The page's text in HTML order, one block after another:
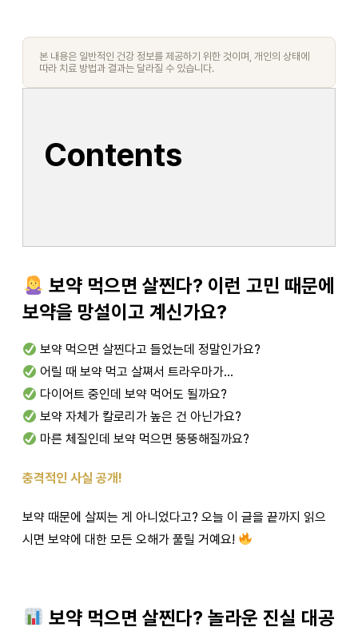
보약 먹으면 살찐다? 이런 고민 때문에
보약을 망설이고 계신가요?
보약 먹으면 살찐다고 들었는데 정말인가요?
어릴 때 보약 먹고 살쪄서 트라우마가…
다이어트 중인데 보약 먹어도 될까요?
보약 자체가 칼로리가 높은 건 아닌가요?
마른 체질인데 보약 먹으면 뚱뚱해질까요?
충격적인 사실 공개!
보약 때문에 살찌는 게 아니었다고? 오늘 이 글을 끝까지 읽으
시면 보약에 대한 모든 오해가 풀릴 거예요!
보약 먹으면 살찐다? 놀라운 진실 대공
본 내용은 일반적인 건강 정보를 제공하기 위한 것이며, 개인의 상태에
따라 치료 방법과 결과는 달라질 수 있습니다.
Contents